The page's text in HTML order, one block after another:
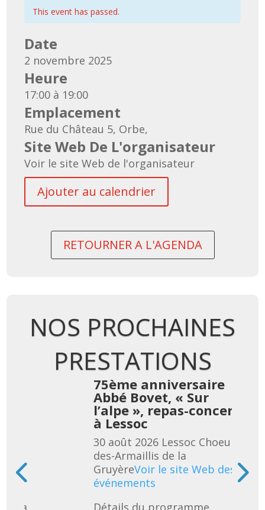
This event has passed.
Date
2 novembre 2025
Heure
17:00 à 19:00
Emplacement
Rue du Château 5, Orbe,
Site Web De L'organisateur
Voir le site Web de l'organisateur
Ajouter au calendrier
RETOURNER A L'AGENDA
NOS PROCHAINES
PRESTATIONS
75ème anniversaire
Abbé Bovet, « Sur
l’alpe », repas-concert
à Lessoc
30 août 2026 Lessoc Choeur-
des-Armaillis de la
GruyèreVoir le site Web des
événements
Détails du programme